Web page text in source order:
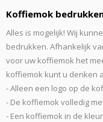
Koffiemok
Alles is mogelijk! Wij
bedrukken. Afhankelijk
voor uw koffiemok het
koffiemok kunt u denken
- Alleen een logo op de
- De koffiemok volledig
- Een koffiemok in de